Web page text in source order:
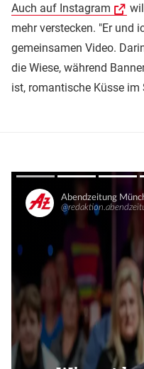
Auch auf Instagram
mehr verstecken. "Er und
gemeinsamen Video.
die Wiese, während
ist, romantische Küsse